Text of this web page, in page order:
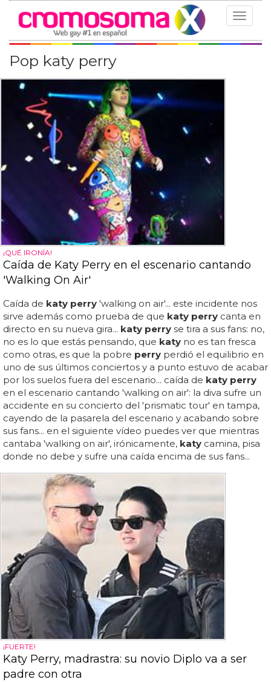
Toggle
Pop katy perry
¡QUÉ IRONÍA!
Caída de Katy Perry en el escenario cantando
'Walking On Air'
Caída de katy perry 'walking on air'... este incidente nos
sirve además como prueba de que katy perry canta en
directo en su nueva gira... katy perry se tira a sus fans: no,
no es lo que estás pensando, que katy no es tan fresca
como otras, es que la pobre perry perdió el equilibrio en
uno de sus últimos conciertos y a punto estuvo de acabar
por los suelos fuera del escenario... caída de katy perry
en el escenario cantando 'walking on air': la diva sufre un
accidente en su concierto del 'prismatic tour' en tampa,
cayendo de la pasarela del escenario y acabando sobre
sus fans... en el siguiente vídeo puedes ver que mientras
cantaba 'walking on air', irónicamente, katy camina, pisa
donde no debe y sufre una caída encima de sus fans...
¡FUERTE!
Katy Perry, madrastra: su novio Diplo va a ser
padre con otra